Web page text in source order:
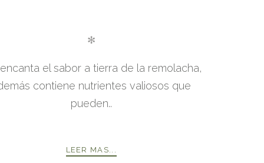
✻
el sabor a tierra de la remolacha,
contiene nutrientes valiosos que
pueden..
LEER MAS...